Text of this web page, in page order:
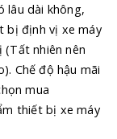
lâu dài không,
bị định vị xe máy
(Tất nhiên nên
Chế độ hậu mãi
mua
thiết bị xe máy